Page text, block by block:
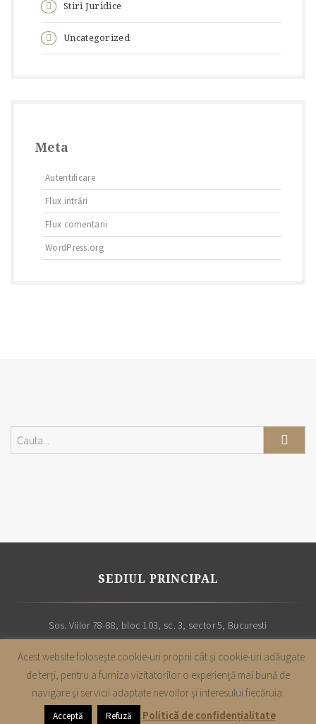
Stiri Juridice
Uncategorized
Meta
Autentificare
Flux intrări
Flux comentarii
WordPress.org
SEDIUL PRINCIPAL
Sos. Viilor 78-88, bloc 103, sc. 3, sector 5, Bucuresti
Copyright |Cabinet avocatura Leon & Asociatii| Toate drepturile sunt
rezervate | 2019
Acest website foloseşte cookie-uri proprii cât şi cookie-uri adăugate
de terţi, pentru a furniza vizitatorilor o experienţă mai bună de
navigare şi servicii adaptate nevoilor şi interesului fiecăruia.
Acceptă Refuză Politică de confidențialitate